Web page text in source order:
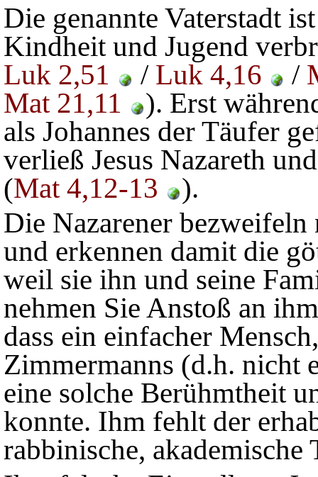
Die genannte Vaterstadt
Kindheit und Jugend
Luk 2,51
/ Luk 4,16 /
Mat 21,11
). Erst
als Johannes der Täufer
verließ Jesus Nazareth
(Mat 4,12-13
).
Die Nazarener
und erkennen damit die
weil sie ihn und seine
nehmen Sie Anstoß an
dass ein einfacher
Zimmermanns (d.h. nicht
eine solche Berühmtheit
konnte. Ihm fehlt der
rabbinische, akademische